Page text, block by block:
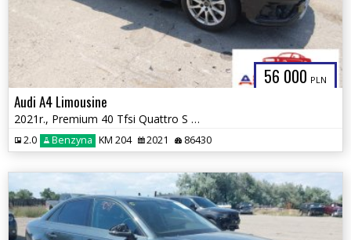
56 000 PLN
Audi A4 Limousine
2021r., Premium 40 Tfsi Quattro S Tronic, 2L, od ubezpieczalni
2.0 Benzyna KM 204 2021 86430